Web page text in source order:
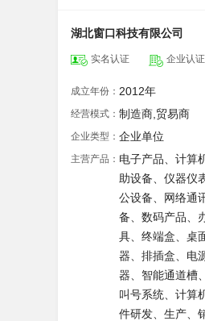
湖北窗口科技有限公司
实名认证 企业认证
成立年份： 2012年
经营模式： 制造商,贸易商
企业类型： 企业单位
主营产品： 电子产品、计算
助设备、仪器仪
公设备、网络通
备、数码产品、
具、终端盒、桌
器、排插盒、电
器、智能通道槽
叫号系统、计算
件研发、生产、